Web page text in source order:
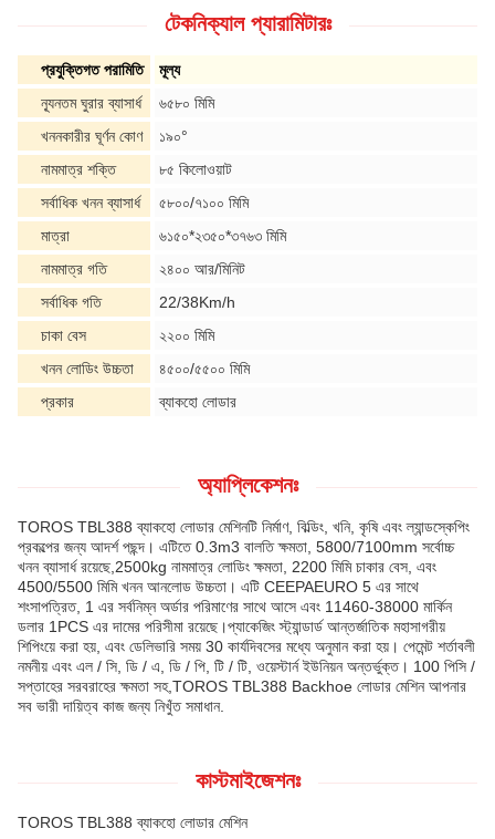
টেকনিক্যাল প্যারামিটারঃ
প্রযুক্তিগত পরামিতি
মূল্য
ন্যূনতম ঘুরার ব্যাসার্ধ
৬৫৮০ মিমি
খননকারীর ঘূর্ণন কোণ
১৯০°
নামমাত্র শক্তি
৮৫ কিলোওয়াট
সর্বাধিক খনন ব্যাসার্ধ
৫৮০০/৭১০০ মিমি
মাত্রা
৬১৫০*২৩৫০*৩৭৬৩ মিমি
নামমাত্র গতি
২৪০০ আর/মিনিট
সর্বাধিক গতি
22/38Km/h
চাকা বেস
২২০০ মিমি
খনন লোডিং উচ্চতা
৪৫০০/৫৫০০ মিমি
প্রকার
ব্যাকহো লোডার
অ্যাপ্লিকেশনঃ
TOROS TBL388 ব্যাকহো লোডার মেশিনটি নির্মাণ, বিল্ডিং, খনি, কৃষি এবং ল্যান্ডস্কেপিং
প্রকল্পের জন্য আদর্শ পছন্দ। এটিতে 0.3m3 বালতি ক্ষমতা, 5800/7100mm সর্বোচ্চ
খনন ব্যাসার্ধ রয়েছে,2500kg নামমাত্র লোডিং ক্ষমতা, 2200 মিমি চাকার বেস, এবং
4500/5500 মিমি খনন আনলোড উচ্চতা। এটি CEEPAEURO 5 এর সাথে
শংসাপত্রিত, 1 এর সর্বনিম্ন অর্ডার পরিমাণের সাথে আসে এবং 11460-38000 মার্কিন
ডলার 1PCS এর দামের পরিসীমা রয়েছে।প্যাকেজিং স্ট্যান্ডার্ড আন্তর্জাতিক মহাসাগরীয়
শিপিংয়ে করা হয়, এবং ডেলিভারি সময় 30 কার্যদিবসের মধ্যে অনুমান করা হয়। পেমেন্ট শর্তাবলী
নমনীয় এবং এল / সি, ডি / এ, ডি / পি, টি / টি, ওয়েস্টার্ন ইউনিয়ন অন্তর্ভুক্ত। 100 পিসি /
সপ্তাহের সরবরাহের ক্ষমতা সহ,TOROS TBL388 Backhoe লোডার মেশিন আপনার
সব ভারী দায়িত্ব কাজ জন্য নিখুঁত সমাধান.
কাস্টমাইজেশনঃ
TOROS TBL388 ব্যাকহো লোডার মেশিন